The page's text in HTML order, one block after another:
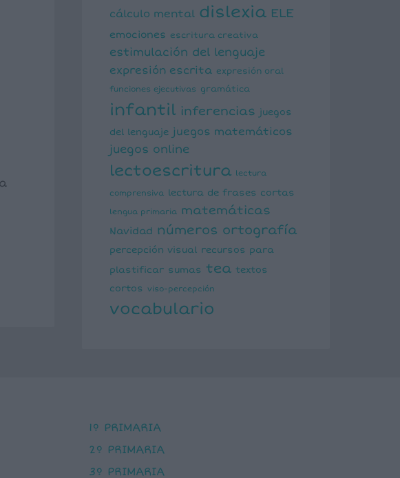
cálculo mental dislexia ELE
emociones escritura creativa
estimulación del lenguaje
expresión escrita expresión oral
funciones ejecutivas gramática
infantil inferencias juegos
del lenguaje juegos matemáticos
juegos online
lectoescritura lectura
comprensiva lectura de frases cortas
lengua primaria matemáticas
Navidad números ortografía
percepción visual recursos para
plastificar sumas tea textos
cortos
viso-percepción
vocabulario
1º PRIMARIA
2º PRIMARIA
3º PRIMARIA